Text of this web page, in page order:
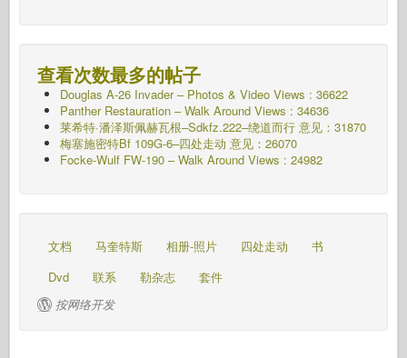
查看次数最多的帖子
Douglas A-26 Invader – Photos & Video Views : 36622
Panther Restauration – Walk Around Views : 34636
莱希特·潘泽斯佩赫瓦根–Sdkfz.222–绕道而行 意见：31870
梅塞施密特Bf 109G-6–四处走动 意见：26070
Focke-Wulf FW-190 – Walk Around Views : 24982
文档 马奎特斯 相册-照片 四处走动
书
Dvd
联系 勒杂志 套件
按网络开发